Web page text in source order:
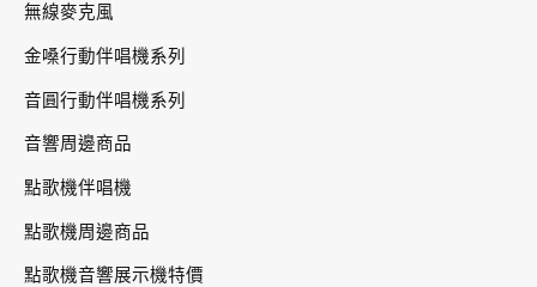
無線麥克風
金嗓行動伴唱機系列
音圓行動伴唱機系列
音響周邊商品
點歌機伴唱機
點歌機周邊商品
點歌機音響展示機特價